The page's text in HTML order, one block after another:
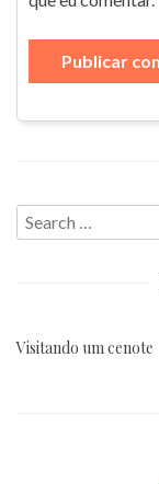
Search
for:
Visitando um cenote